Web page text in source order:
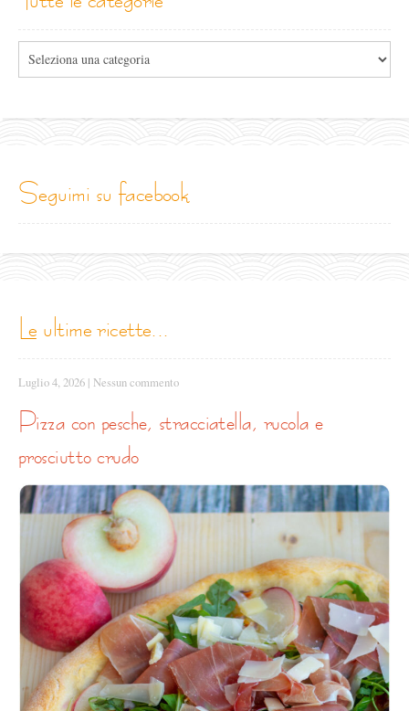
seguimi su facebook
le ultime ricette...
Luglio 4, 2026 | Nessun commento
pizza con pesche, stracciatella, rucola e
prosciutto crudo